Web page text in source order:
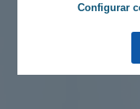
Configurar
Cómo